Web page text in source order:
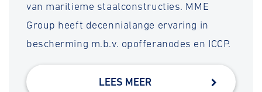
van maritieme staalconstructies. MME
Group heeft decennialange ervaring in
bescherming m.b.v. opofferanodes en ICCP.
LEES MEER